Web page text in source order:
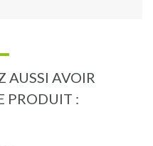
AUSSI AVOIR
PRODUIT :